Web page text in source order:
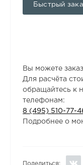
Быстрый
Вы можете
Для расчёта
обращайтесь к
телефонам:
8 (495) 510-77-
Подробнее о
Поделиться: